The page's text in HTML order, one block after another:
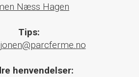
Næss Hagen
Tips:
henvendelser: